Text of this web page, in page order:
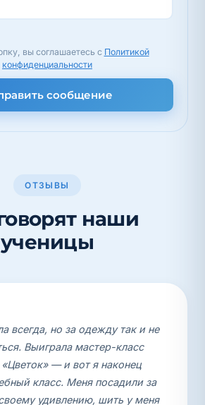
вы соглашаетесь с Политикой
конфиденциальности
сообщение
ОТЗЫВЫ
наши
ученицы
всегда, но за одежду так и не
Выиграла мастер-класс
— и вот я наконец
класс. Меня посадили за
удивлению, шить у меня